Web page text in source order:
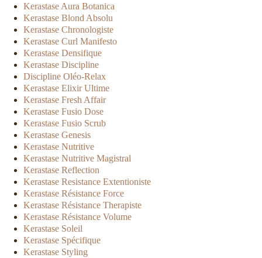
Kerastase Aura Botanica
Kerastase Blond Absolu
Kerastase Chronologiste
Kerastase Curl Manifesto
Kerastase Densifique
Kerastase Discipline
Discipline Oléo-Relax
Kerastase Elixir Ultime
Kerastase Fresh Affair
Kerastase Fusio Dose
Kerastase Fusio Scrub
Kerastase Genesis
Kerastase Nutritive
Kerastase Nutritive Magistral
Kerastase Reflection
Kerastase Resistance Extentioniste
Kerastase Résistance Force
Kerastase Résistance Therapiste
Kerastase Résistance Volume
Kerastase Soleil
Kerastase Spécifique
Kerastase Styling